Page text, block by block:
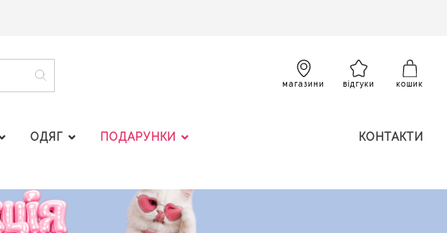
ПОШУК
магазини відгуки кошик
ОДЯГ ПОДАРУНКИ КОНТАКТИ